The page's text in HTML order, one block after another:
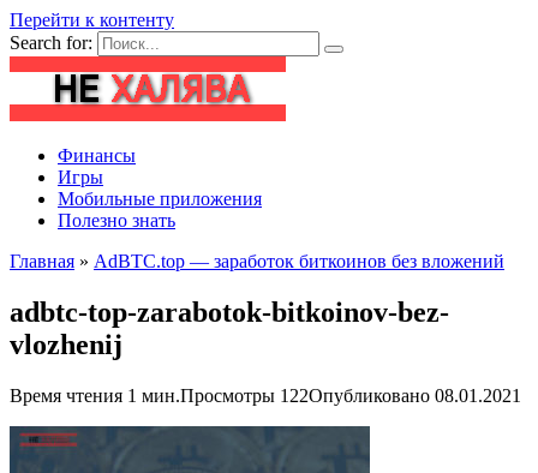
Перейти к контенту
Search for:
Финансы
Игры
Мобильные приложения
Полезно знать
Главная » AdBTC.top — заработок биткоинов без вложений
adbtc-top-zarabotok-bitkoinov-bez-
vlozhenij
Время чтения 1 мин.Просмотры 122Опубликовано 08.01.2021